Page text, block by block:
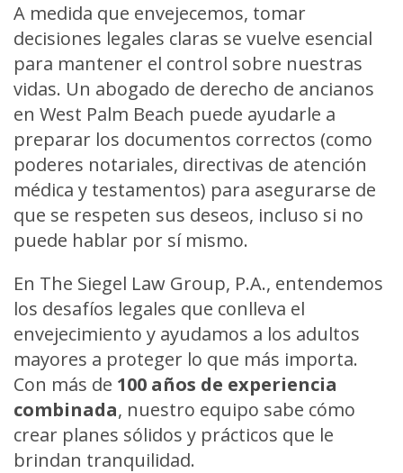
A medida que envejecemos, tomar
decisiones legales claras se vuelve esencial
para mantener el control sobre nuestras
vidas. Un abogado de derecho de ancianos
en West Palm Beach puede ayudarle a
preparar los documentos correctos (como
poderes notariales, directivas de atención
médica y testamentos) para asegurarse de
que se respeten sus deseos, incluso si no
puede hablar por sí mismo.
En The Siegel Law Group, P.A., entendemos
los desafíos legales que conlleva el
envejecimiento y ayudamos a los adultos
mayores a proteger lo que más importa.
Con más de 100 años de experiencia
combinada, nuestro equipo sabe cómo
crear planes sólidos y prácticos que le
brindan tranquilidad.